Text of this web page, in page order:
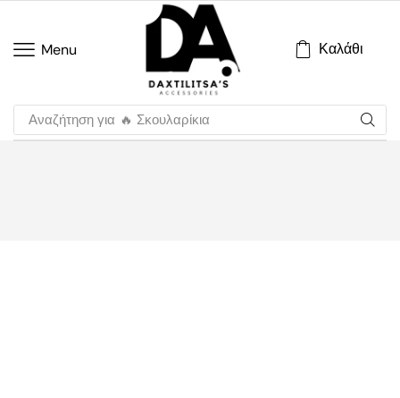
Menu Καλάθι
Αναζήτηση για 🔥 Σκουλαρίκια